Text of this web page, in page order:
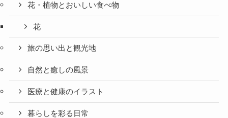
花・植物とおいしい食べ物
花
旅の思い出と観光地
自然と癒しの風景
医療と健康のイラスト
暮らしを彩る日常